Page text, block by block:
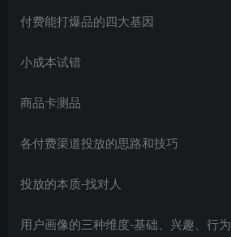
付费能打爆品的四大基因
小成本试错
商品卡测品
各付费渠道投放的思路和技巧
投放的本质-找对人
用户画像的三种维度-基础、兴趣、行为